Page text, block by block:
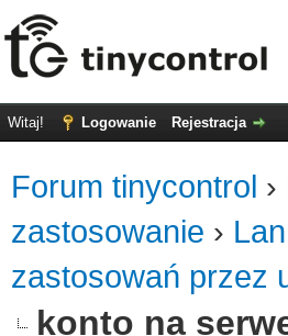
Witaj! Logowanie Rejestracja
Forum tinycontrol ›
zastosowanie ›
zastosowań przez
konto na